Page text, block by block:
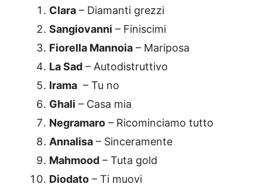
Clara – Diamanti grezzi
Sangiovanni – Finiscimi
Fiorella Mannoia – Mariposa
La Sad – Autodistruttivo
Irama – Tu no
Ghali – Casa mia
Negramaro – Ricominciamo tutto
Annalisa – Sinceramente
Mahmood – Tuta gold
Diodato – Ti muovi